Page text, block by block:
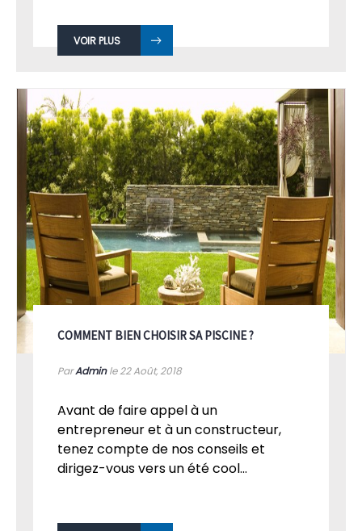
VOIR PLUS
COMMENT BIEN CHOISIR SA PISCINE ?
ParAdminle 22Août, 2018
Avant de faire appel à un
entrepreneur et à un constructeur,
tenez compte de nos conseils et
dirigez-vous vers un été cool...